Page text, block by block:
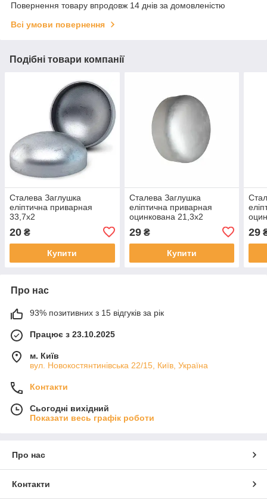
Повернення товару впродовж 14 днів за домовленістю
Всі умови повернення
Подібні товари компанії
Сталева Заглушка
еліптична приварная
33,7х2
20 ₴
Купити
Сталева Заглушка
еліптична приварная
оцинкована 21,3х2
29₴
Купити
29
Про нас
93% позитивних з 15 відгуків за рік
Працює з 23.10.2025
м. Київ
вул. Новокостянтинівська 22/15, Київ, Україна
Контакти
Сьогодні вихідний
Показати весь графік роботи
Про нас
Контакти